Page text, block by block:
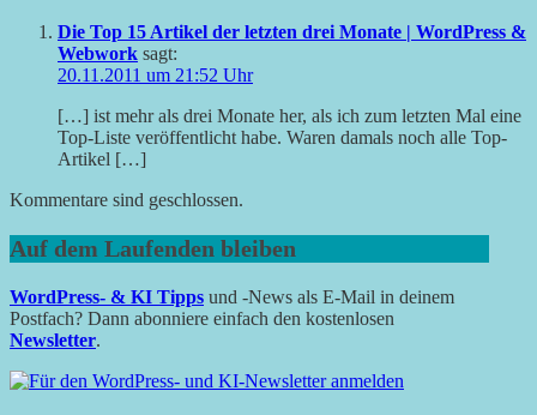
Die Top 15 Artikel der letzten drei Monate | WordPress &
Webwork sagt:
20.11.2011 um 21:52 Uhr
[…] ist mehr als drei Monate her, als ich zum letzten Mal eine
Top-Liste veröffentlicht habe. Waren damals noch alle Top-
Artikel […]
Kommentare sind geschlossen.
Auf dem Laufenden bleiben
WordPress- & KI Tipps und -News als E-Mail in deinem
Postfach? Dann abonniere einfach den kostenlosen
Newsletter.